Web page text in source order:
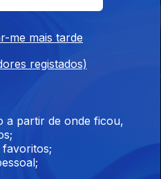
no Mar
parte de Grandes
me mais tarde
registados)
a partir de onde ficou,